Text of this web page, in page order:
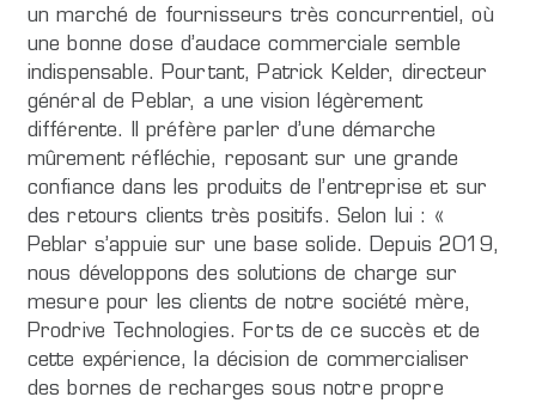
un marché de fournisseurs très concurrentiel, où
une bonne dose d’audace commerciale semble
indispensable. Pourtant, Patrick Kelder, directeur
général de Peblar, a une vision légèrement
différente. Il préfère parler d’une démarche
mûrement réfléchie, reposant sur une grande
confiance dans les produits de l’entreprise et sur
des retours clients très positifs. Selon lui : «
Peblar s’appuie sur une base solide. Depuis 2019,
nous développons des solutions de charge sur
mesure pour les clients de notre société mère,
Prodrive Technologies. Forts de ce succès et de
cette expérience, la décision de commercialiser
des bornes de recharges sous notre propre